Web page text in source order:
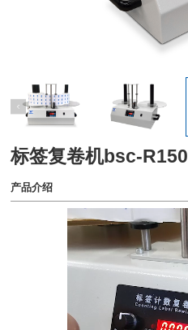
标签复卷机bsc-R150
产品介绍